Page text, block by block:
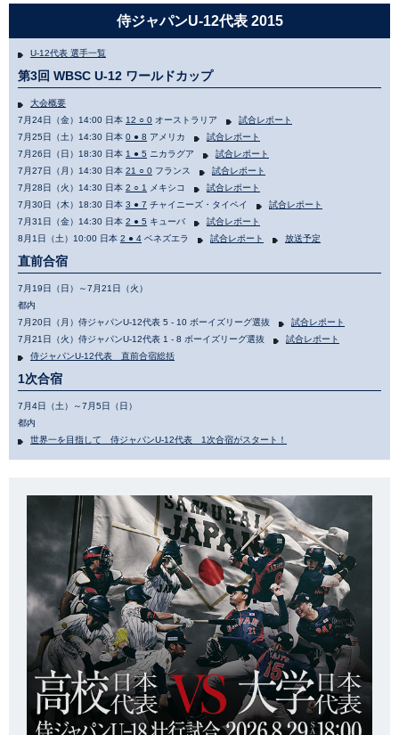
侍ジャパンU-12代表 2015
U-12代表 選手一覧
第3回 WBSC U-12 ワールドカップ
大会概要
7月24日（金）14:00 日本 12 ○ 0 オーストラリア
試合レポート
7月25日（土）14:30 日本 0 ● 8 アメリカ
試合レポート
7月26日（日）18:30 日本 1 ● 5 ニカラグア
試合レポート
7月27日（月）14:30 日本 21 ○ 0 フランス
試合レポート
7月28日（火）14:30 日本 2 ○ 1 メキシコ
試合レポート
7月30日（木）18:30 日本 3 ● 7 チャイニーズ・タイペイ
試合レポート
7月31日（金）14:30 日本 2 ● 5 キューバ
試合レポート
8月1日（土）10:00 日本 2 ● 4 ベネズエラ 試合レポート 放送予定
直前合宿
7月19日（日）～7月21日（火）
都内
7月20日（月）侍ジャパンU-12代表 5 - 10 ボーイズリーグ選抜
試合レポート
7月21日（火）侍ジャパンU-12代表 1 - 8 ボーイズリーグ選抜
試合レポート
侍ジャパンU-12代表 直前合宿総括
1次合宿
7月4日（土）～7月5日（日）
都内
世界一を目指して 侍ジャパンU-12代表 1次合宿がスタート！